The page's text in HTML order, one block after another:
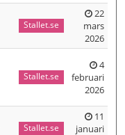
Stallet.se
22
mars
2026
Stallet.se
4
februari
2026
Stallet.se
11
januari